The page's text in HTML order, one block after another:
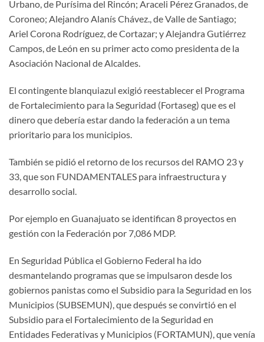
Urbano, de Purísima del Rincón; Araceli Pérez Granados, de
Coroneo; Alejandro Alanís Chávez., de Valle de Santiago;
Ariel Corona Rodríguez, de Cortazar; y Alejandra Gutiérrez
Campos, de León en su primer acto como presidenta de la
Asociación Nacional de Alcaldes.
El contingente blanquiazul exigió reestablecer el Programa
de Fortalecimiento para la Seguridad (Fortaseg) que es el
dinero que debería estar dando la federación a un tema
prioritario para los municipios.
También se pidió el retorno de los recursos del RAMO 23 y
33, que son FUNDAMENTALES para infraestructura y
desarrollo social.
Por ejemplo en Guanajuato se identifican 8 proyectos en
gestión con la Federación por 7,086 MDP.
En Seguridad Pública el Gobierno Federal ha ido
desmantelando programas que se impulsaron desde los
gobiernos panistas como el Subsidio para la Seguridad en los
Municipios (SUBSEMUN), que después se convirtió en el
Subsidio para el Fortalecimiento de la Seguridad en
Entidades Federativas y Municipios (FORTAMUN), que venía